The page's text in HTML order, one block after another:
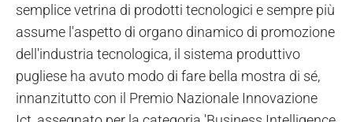
semplice vetrina di prodotti tecnologici e sempre più
assume l'aspetto di organo dinamico di promozione
dell'industria tecnologica, il sistema produttivo
pugliese ha avuto modo di fare bella mostra di sé,
innanzitutto con il Premio Nazionale Innovazione